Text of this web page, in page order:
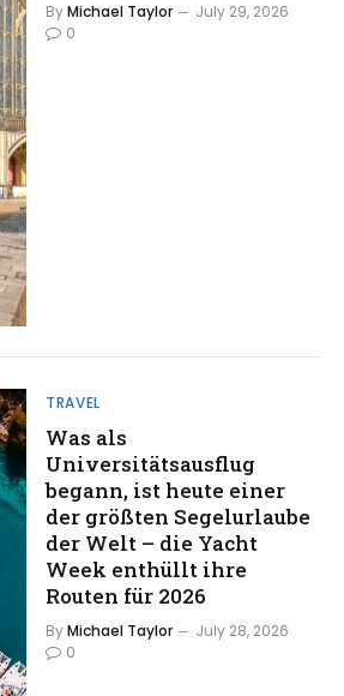
ByMichael Taylor
July 29, 2026
0
TRAVEL
Was als
Universitätsausflug
begann, ist heute einer
der größten Segelurlaube
der Welt – die Yacht
Week enthüllt ihre
Routen für 2026
ByMichael Taylor
July 28, 2026
0